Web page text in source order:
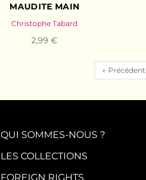
MAUDITE MAIN
Christophe Tabard
2,99 €
← Précédent
QUI SOMMES-NOUS ?
LES COLLECTIONS
FOREIGN RIGHTS